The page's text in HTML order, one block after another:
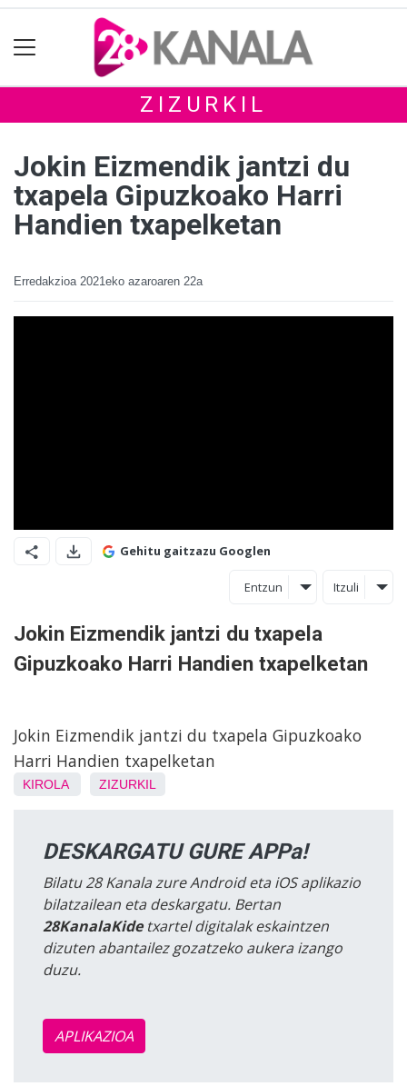
ZIZURKIL
Jokin Eizmendik jantzi du
txapela Gipuzkoako Harri
Handien txapelketan
Erredakzioa 2021eko azaroaren 22a
Gehitu gaitzazu Googlen
Entzun Itzuli
Jokin Eizmendik jantzi du txapela
Gipuzkoako Harri Handien txapelketan
Jokin Eizmendik jantzi du txapela Gipuzkoako
Harri Handien txapelketan
KIROLA ZIZURKIL
DESKARGATU GURE APPa!
Bilatu 28 Kanala zure Android eta iOS aplikazio
bilatzailean eta deskargatu. Bertan
28KanalaKidetxartel digitalak eskaintzen
dizuten abantailez gozatzeko aukera izango
duzu.
APLIKAZIOA